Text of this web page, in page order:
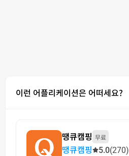
이런 어플리케이션은 어떠세요?
땡큐캠핑 무료
땡큐캠핑 5.0(270)